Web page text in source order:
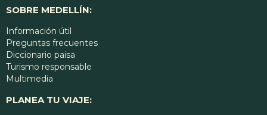
SOBRE MEDELLÍN:
Información útil
Preguntas frecuentes
Diccionario paisa
Turismo responsable
Multimedia
PLANEA TU VIAJE: